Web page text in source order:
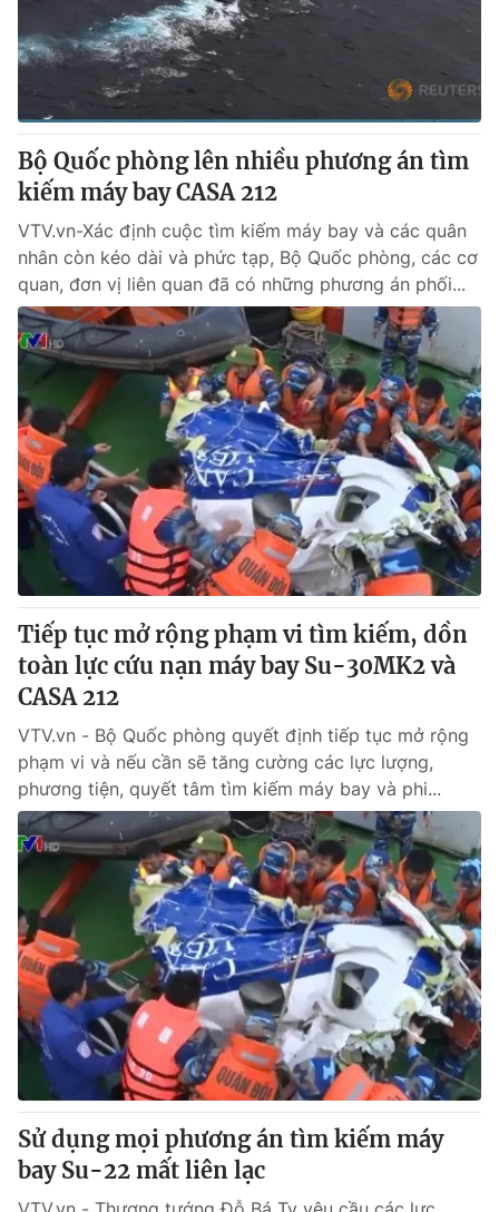
Bộ Quốc phòng lên nhiều phương án tìm
kiếm máy bay CASA 212
VTV.vn-Xác định cuộc tìm kiếm máy bay và các quân
nhân còn kéo dài và phức tạp, Bộ Quốc phòng, các cơ
quan, đơn vị liên quan đã có những phương án phối...
Tiếp tục mở rộng phạm vi tìm kiếm, dồn
toàn lực cứu nạn máy bay Su-30MK2 và
CASA 212
VTV.vn - Bộ Quốc phòng quyết định tiếp tục mở rộng
phạm vi và nếu cần sẽ tăng cường các lực lượng,
phương tiện, quyết tâm tìm kiếm máy bay và phi...
Sử dụng mọi phương án tìm kiếm máy
bay Su-22 mất liên lạc